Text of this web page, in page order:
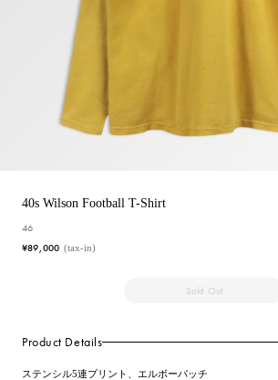
40s Wilson Football T-Shirt
46
¥89,000 (tax-in)
Sold Out
Product Details
ステンシル5連プリント、エルボーパッチ